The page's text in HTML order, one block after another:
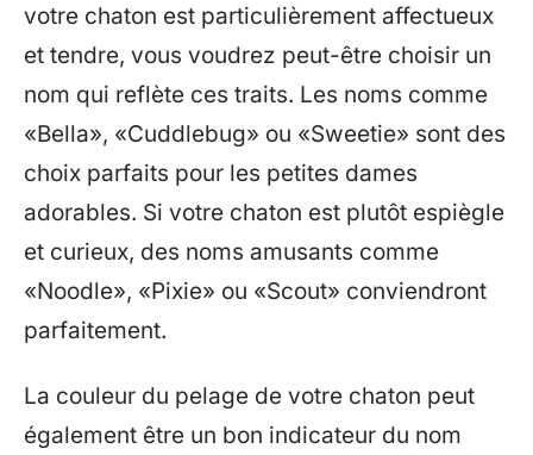
votre chaton est particulièrement affectueux
et tendre, vous voudrez peut-être choisir un
nom qui reflète ces traits. Les noms comme
«Bella», «Cuddlebug» ou «Sweetie» sont des
choix parfaits pour les petites dames
adorables. Si votre chaton est plutôt espiègle
et curieux, des noms amusants comme
«Noodle», «Pixie» ou «Scout» conviendront
parfaitement.
La couleur du pelage de votre chaton peut
également être un bon indicateur du nom